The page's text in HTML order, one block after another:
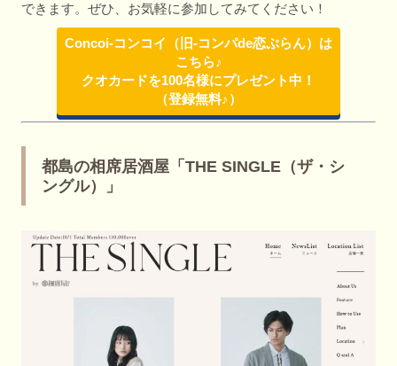
できます。ぜひ、お気軽に参加してみてください！
Concoi-コンコイ（旧-コンパde恋ぷらん）は
こちら♪
クオカードを100名様にプレゼント中！
（登録無料♪）
都島の相席居酒屋「THE SINGLE（ザ・シ
ングル）」